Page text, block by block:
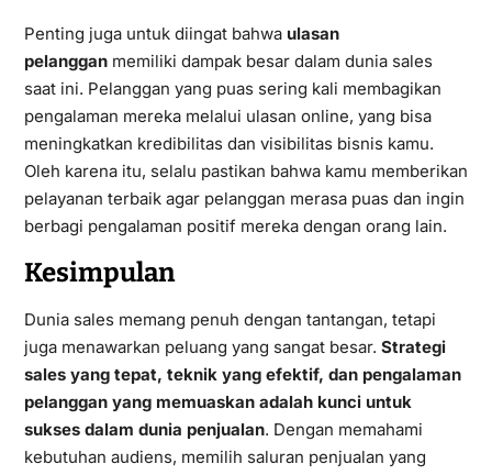
Penting juga untuk diingat bahwa ulasan
pelangganmemiliki dampak besar dalam dunia sales
saat ini. Pelanggan yang puas sering kali membagikan
pengalaman mereka melalui ulasan online, yang bisa
meningkatkan kredibilitas dan visibilitas bisnis kamu.
Oleh karena itu, selalu pastikan bahwa kamu memberikan
pelayanan terbaik agar pelanggan merasa puas dan ingin
berbagi pengalaman positif mereka dengan orang lain.
Kesimpulan
Dunia sales memang penuh dengan tantangan, tetapi
juga menawarkan peluang yang sangat besar. Strategi
sales yang tepat, teknik yang efektif, dan pengalaman
pelanggan yang memuaskan adalah kunci untuk
sukses dalam dunia penjualan. Dengan memahami
kebutuhan audiens, memilih saluran penjualan yang